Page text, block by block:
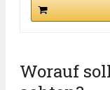
Worauf